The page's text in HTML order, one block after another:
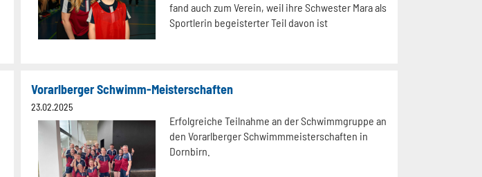
fand auch zum Verein, weil ihre Schwester Mara als
Sportlerin begeisterter Teil davon ist
Vorarlberger Schwimm-Meisterschaften
23.02.2025
Erfolgreiche Teilnahme an der Schwimmgruppe an
den Vorarlberger Schwimmmeisterschaften in
Dornbirn.